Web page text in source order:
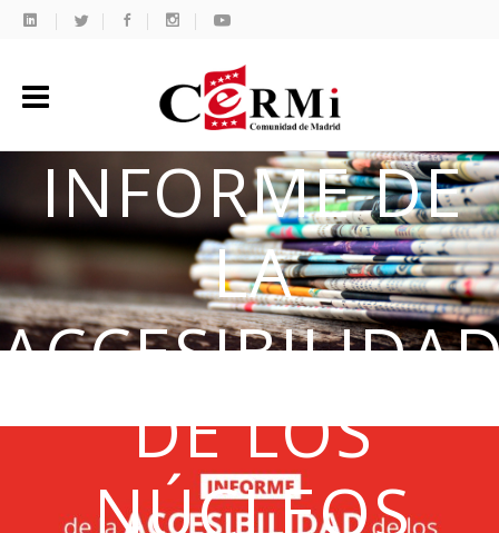
INFORME DE
LA
DE LOS
NÚCLEOS